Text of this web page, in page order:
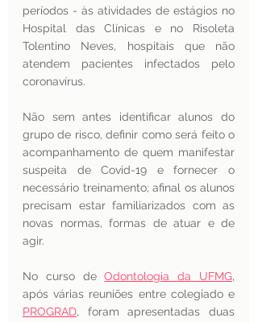
períodos - às atividades de estágios no
Hospital das Clínicas e no Risoleta
Tolentino Neves, hospitais que não
atendem pacientes infectados pelo
coronavírus.
Não sem antes identificar alunos do
grupo de risco, definir como será feito o
acompanhamento de quem manifestar
suspeita de Covid-19 e fornecer o
necessário treinamento; afinal os alunos
precisam estar familiarizados com as
novas normas, formas de atuar e de
agir.
No curso de Odontologia da UFMG,
PROGRAD, foram apresentadas duas